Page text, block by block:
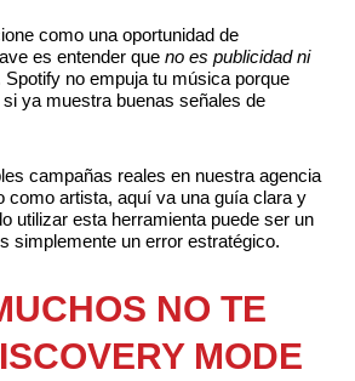
como una oportunidad de
es entender que no es publicidad ni
Spotify no empuja tu música porque
ya muestra buenas señales de
campañas reales en nuestra agencia
como artista, aquí va una guía clara y
utilizar esta herramienta puede ser un
simplemente un error estratégico.
NO TE
MODE